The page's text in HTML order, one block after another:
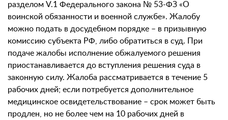
разделом V.1 Федерального закона № 53-ФЗ «О
воинской обязанности и военной службе». Жалобу
можно подать в досудебном порядке – в призывную
комиссию субъекта РФ, либо обратиться в суд. При
подаче жалобы исполнение обжалуемого решения
приостанавливается до вступления решения суда в
законную силу. Жалоба рассматривается в течение 5
рабочих дней; если потребуется дополнительное
медицинское освидетельствование – срок может быть
продлен, но не более чем на 10 рабочих дней в